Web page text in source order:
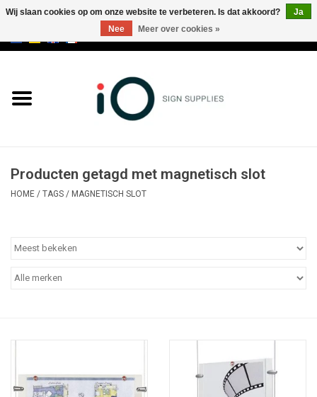
Merken
Producten getagd met magnetisch slot
HOME / TAGS / MAGNETISCH SLOT
Wij slaan cookies op om onze website te verbeteren. Is dat akkoord?
Ja
Nee
Meer over cookies »